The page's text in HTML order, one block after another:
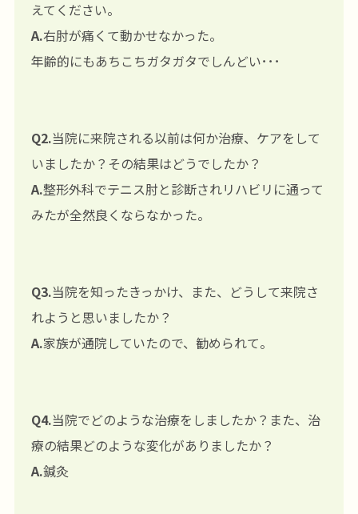
えてください。
A.右肘が痛くて動かせなかった。
年齢的にもあちこちガタガタでしんどい･･･
Q2.当院に来院される以前は何か治療、ケアをして
いましたか？その結果はどうでしたか？
A.整形外科でテニス肘と診断されリハビリに通って
みたが全然良くならなかった。
Q3.当院を知ったきっかけ、また、どうして来院さ
れようと思いましたか？
A.家族が通院していたので、勧められて。
Q4.当院でどのような治療をしましたか？また、治
療の結果どのような変化がありましたか？
A.鍼灸